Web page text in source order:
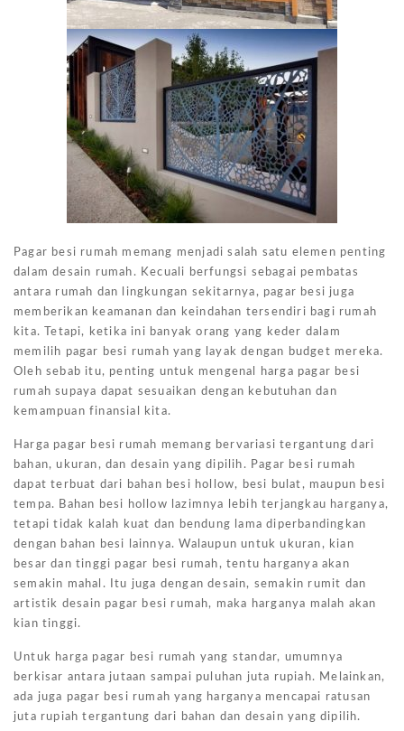
Pagar besi rumah memang menjadi salah satu elemen penting
dalam desain rumah. Kecuali berfungsi sebagai pembatas
antara rumah dan lingkungan sekitarnya, pagar besi juga
memberikan keamanan dan keindahan tersendiri bagi rumah
kita. Tetapi, ketika ini banyak orang yang keder dalam
memilih pagar besi rumah yang layak dengan budget mereka.
Oleh sebab itu, penting untuk mengenal harga pagar besi
rumah supaya dapat sesuaikan dengan kebutuhan dan
kemampuan finansial kita.
Harga pagar besi rumah memang bervariasi tergantung dari
bahan, ukuran, dan desain yang dipilih. Pagar besi rumah
dapat terbuat dari bahan besi hollow, besi bulat, maupun besi
tempa. Bahan besi hollow lazimnya lebih terjangkau harganya,
tetapi tidak kalah kuat dan bendung lama diperbandingkan
dengan bahan besi lainnya. Walaupun untuk ukuran, kian
besar dan tinggi pagar besi rumah, tentu harganya akan
semakin mahal. Itu juga dengan desain, semakin rumit dan
artistik desain pagar besi rumah, maka harganya malah akan
kian tinggi.
Untuk harga pagar besi rumah yang standar, umumnya
berkisar antara jutaan sampai puluhan juta rupiah. Melainkan,
ada juga pagar besi rumah yang harganya mencapai ratusan
juta rupiah tergantung dari bahan dan desain yang dipilih.